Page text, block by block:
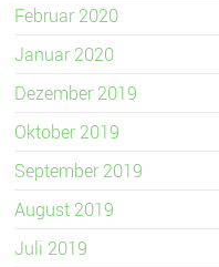
Februar 2020
Januar 2020
Dezember 2019
Oktober 2019
September 2019
August 2019
Juli 2019